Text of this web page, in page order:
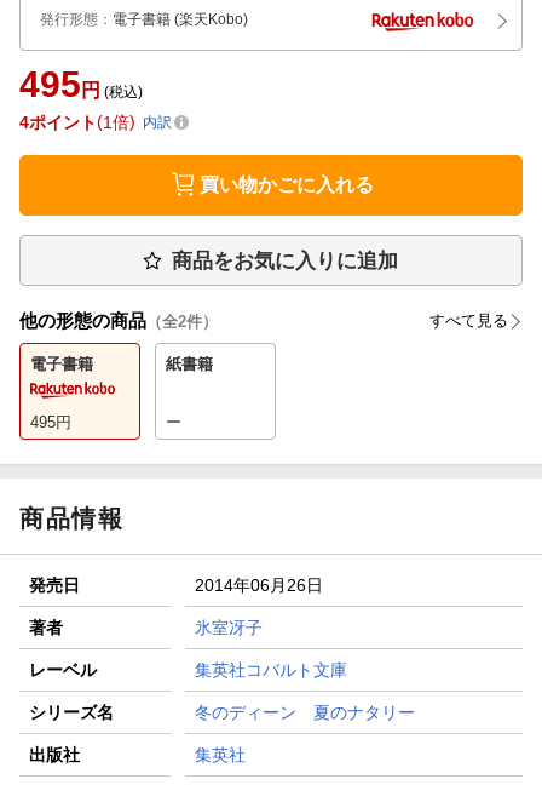
発行形態 ： 電子書籍 (楽天Kobo)
495 円 (税込)
4ポイント 1倍 内訳
買い物かごに入れる
商品をお気に入りに追加
他の形態の商品 （全2件） すべて見る
電子書籍
495円
紙書籍
ー
商品情報
発売日 2014年06月26日
著者 氷室冴子
レーベル 集英社コバルト文庫
シリーズ名 冬のディーン 夏のナタリー
出版社 集英社